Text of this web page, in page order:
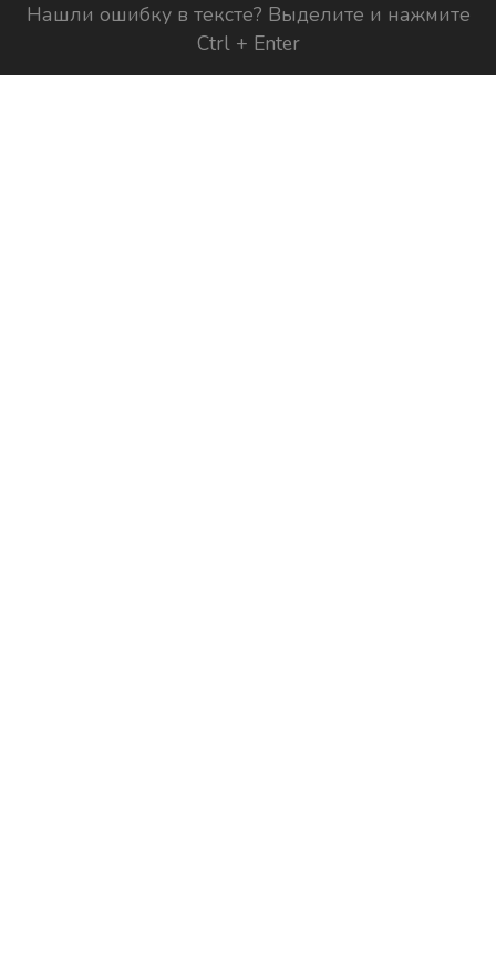
Нашли ошибку в тексте? Выделите и нажмите
Ctrl + Enter